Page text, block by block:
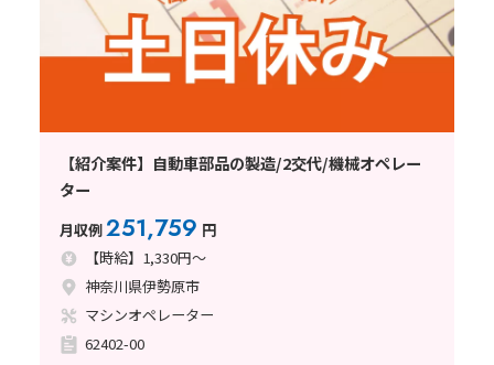
【紹介案件】自動車部品の製造/2交代/機械オペレー
ター
月収例251,759 円
【時給】1,330円～
神奈川県伊勢原市
マシンオペレーター
62402-00